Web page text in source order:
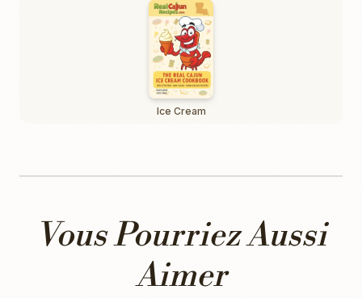
Ice Cream
Vous Pourriez Aussi
Aimer